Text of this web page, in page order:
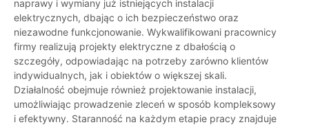
naprawy i wymiany już istniejących instalacji
elektrycznych, dbając o ich bezpieczeństwo oraz
niezawodne funkcjonowanie. Wykwalifikowani pracownicy
firmy realizują projekty elektryczne z dbałością o
szczegóły, odpowiadając na potrzeby zarówno klientów
indywidualnych, jak i obiektów o większej skali.
Działalność obejmuje również projektowanie instalacji,
umożliwiając prowadzenie zleceń w sposób kompleksowy
i efektywny. Staranność na każdym etapie pracy znajduje